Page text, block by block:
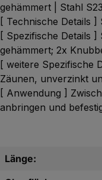
gehämmert | Stahl
[ Technische Details
[ Spezifische Details ]
gehämmert; 2x
[ weitere Spezifische
Zäunen, unverzinkt
[ Anwendung ]
anbringen und
Länge: